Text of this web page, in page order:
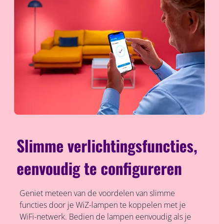
Slimme verlichtingsfuncties,
eenvoudig te configureren
Geniet meteen van de voordelen van slimme
functies door je WiZ-lampen te koppelen met je
WiFi-netwerk. Bedien de lampen eenvoudig als je